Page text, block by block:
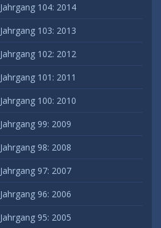
Jahrgang 104: 2014
Jahrgang 103: 2013
Jahrgang 102: 2012
Jahrgang 101: 2011
Jahrgang 100: 2010
Jahrgang 99: 2009
Jahrgang 98: 2008
Jahrgang 97: 2007
Jahrgang 96: 2006
Jahrgang 95: 2005